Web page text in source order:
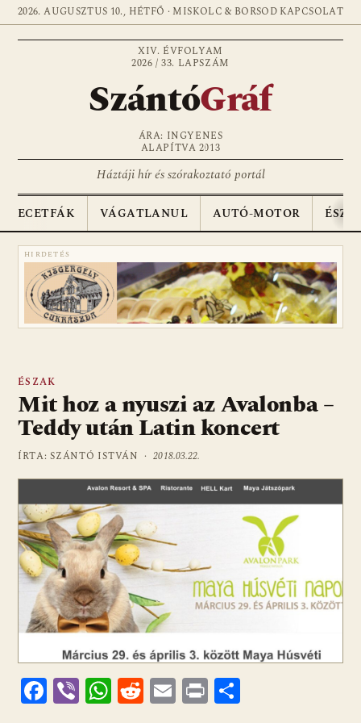
2026. AUGUSZTUS 10., HÉTFŐ · MISKOLC & BORSOD KAPCSOLAT
XIV. ÉVFOLYAM
2026 / 33. LAPSZÁM
SzántóGráf
ÁRA: INGYENES
ALAPÍTVA 2013
Háztáji hír és szórakoztató portál
ECETFÁK VÁGATLANUL AUTÓ-MOTOR
HIRDETÉS
ÉSZAK
Mit hoz a nyuszi az Avalonba –
Teddy után Latin koncert
ÍRTA: SZÁNTÓ ISTVÁN ·2018.03.22.
F Vi W R E Pr